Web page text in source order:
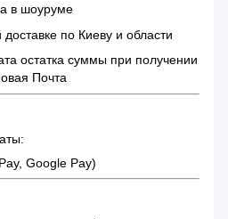
в шоуруме
по Киеву и области
остатка суммы при получении
Почта
Google Pay)